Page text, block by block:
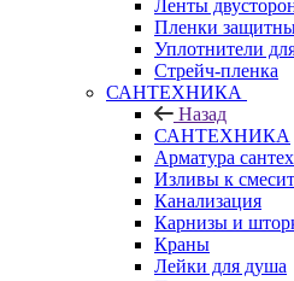
Ленты
Пленки
Уплотнители
Стрейч-пленка
САНТЕХНИКА
Назад
САНТЕХНИКА
Арматура
Изливы к
Канализация
Карнизы и
Краны
Лейки для душа